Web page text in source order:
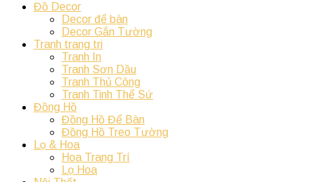
Đồ Decor
Decor để bàn
Decor Gắn Tường
Tranh trang tri
Tranh In
Tranh Sơn Dầu
Tranh Thủ Công
Tranh Tinh Thể Sứ
Đồng Hồ
Đồng Hồ Để Bàn
Đồng Hồ Treo Tường
Lọ & Hoa
Hoa Trang Trí
Lọ Hoa